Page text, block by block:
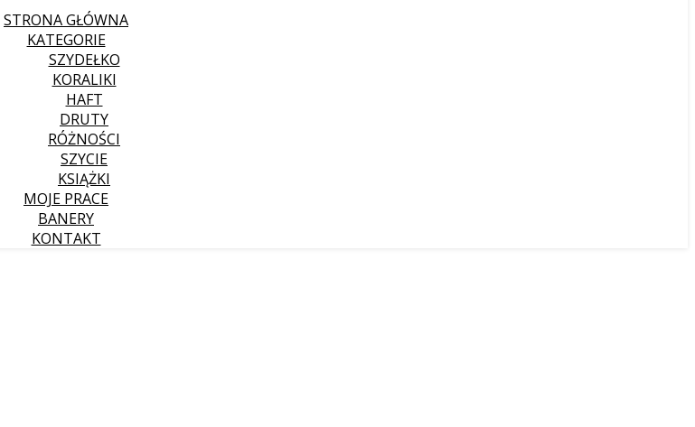
STRONA GŁÓWNA
KATEGORIE
SZYDEŁKO
KORALIKI
HAFT
DRUTY
RÓŻNOŚCI
SZYCIE
KSIĄŻKI
MOJE PRACE
BANERY
KONTAKT